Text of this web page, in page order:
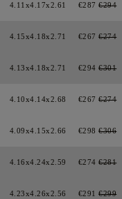
4.11x4.17x2.61 €287€294
4.15x4.18x2.71 €267€274
4.13x4.18x2.71 €294€301
4.10x4.14x2.68 €267€274
4.09x4.15x2.66 €298€306
4.16x4.24x2.59 €274€281
4.23x4.26x2.56 €291€299